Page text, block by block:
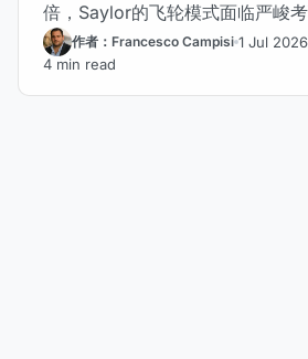
倍，Saylor的飞轮模式面临严峻考
作者：Francesco Campisi 1 Jul 2026
4 min read